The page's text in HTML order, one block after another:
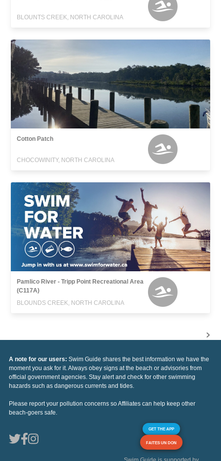
BLOUNTS CREEK, NORTH CAROLINA
Cotton Patch
CHOCOWINITY, NORTH CAROLINA
Pamlico River - Tripp Point Recreational Area
(C117A)
BLOUNDS CREEK, NORTH CAROLINA
A note for our users: Swim Guide shares the best information we have the
moment you ask for it. Always obey signs at the beach or advisories from
official government agencies. Stay alert and check for other swimming
hazards such as dangerous currents and tides.
Please report your pollution concerns so Affiliates can help keep other
beach-goers safe.
GET THE APP
FAITES UN DON